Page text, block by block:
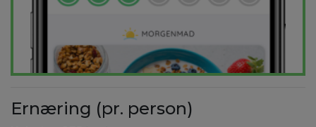
Ernæring (pr. person)